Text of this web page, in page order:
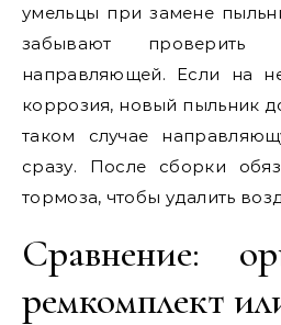
умельцы при замене
забывают проверить
направляющей. Если на
коррозия, новый пыльник
таком случае
сразу. После сборки
тормоза, чтобы удалить
Сравнение:
ремкомплект